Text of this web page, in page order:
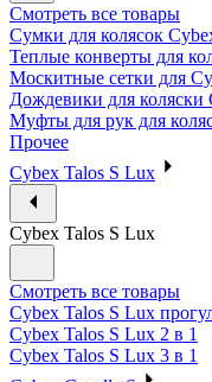
Смотреть все товары
Сумки для колясок
Теплые конверты для
Москитные сетки для
Дождевики для коляски
Муфты для рук для
Прочее
Cybex Talos S Lux
Cybex Talos S Lux
Смотреть все товары
Cybex Talos S Lux
Cybex Talos S Lux 2 в 1
Cybex Talos S Lux 3 в 1